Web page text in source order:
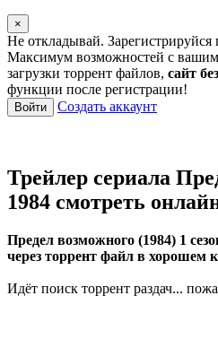
×
Не откладывай. Зарегистрируйся
Максимум возможностей с
загрузки торрент файлов, сайт
функции после регистрации!
Войти Создать аккаунт
Трейлер сериала
1984 смотреть
Предел возможного (1984) 1
через торрент файл в хорошем
Идёт поиск торрент раздач...